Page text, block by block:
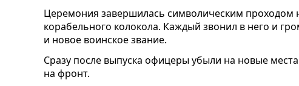
Церемония завершилась символическим
корабельного колокола. Каждый звонил в него и
и новое воинское звание.
Сразу после выпуска офицеры убыли на новые
на фронт.